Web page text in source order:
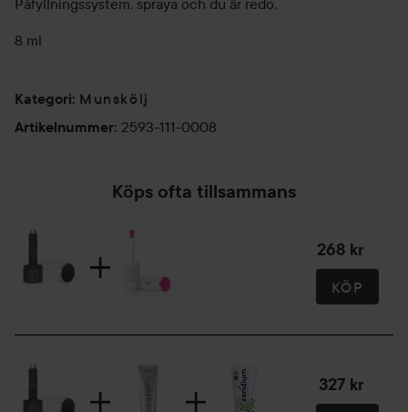
Påfyllningssystem, spraya och du är redo.
8 ml
Kategori: Munskölj
Artikelnummer: 2593-111-0008
Köps ofta tillsammans
268 kr
KÖP
327 kr